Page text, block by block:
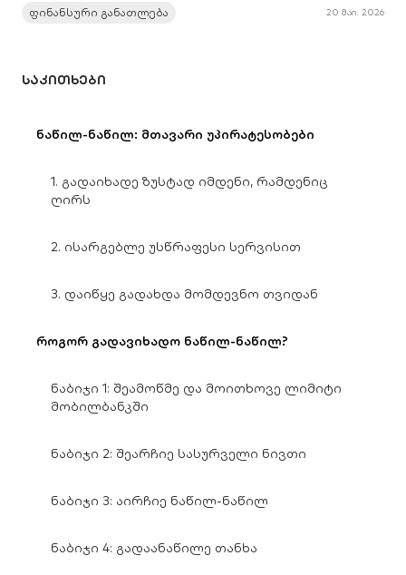
ფინანსური განათლება 20 მაი. 2026
ᲡᲐᲙᲘᲗᲮᲔᲑᲘ
ნაწილ-ნაწილ: მთავარი უპირატესობები
1. გადაიხადე ზუსტად იმდენი, რამდენიც
ღირს
2. ისარგებლე უსწრაფესი სერვისით
3. დაიწყე გადახდა მომდევნო თვიდან
როგორ გადავიხადო ნაწილ-ნაწილ?
ნაბიჯი 1: შეამოწმე და მოითხოვე ლიმიტი
მობილბანკში
ნაბიჯი 2: შეარჩიე სასურველი ნივთი
ნაბიჯი 3: აირჩიე ნაწილ-ნაწილ
ნაბიჯი 4: გადაანაწილე თანხა